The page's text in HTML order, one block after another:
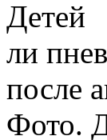
ли
после
Фото.